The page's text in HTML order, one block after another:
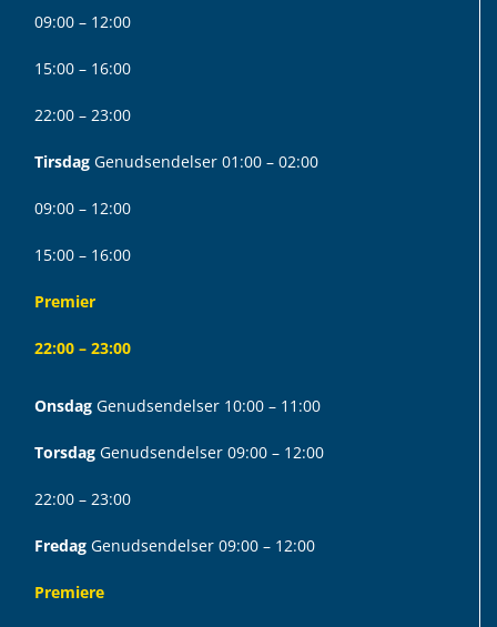
09:00 – 12:00
15:00 – 16:00
22:00 – 23:00
Tirsdag Genudsendelser 01:00 – 02:00
09:00 – 12:00
15:00 – 16:00
Premier
22:00 – 23:00
Onsdag Genudsendelser 10:00 – 11:00
Torsdag Genudsendelser 09:00 – 12:00
22:00 – 23:00
Fredag Genudsendelser 09:00 – 12:00
Premiere